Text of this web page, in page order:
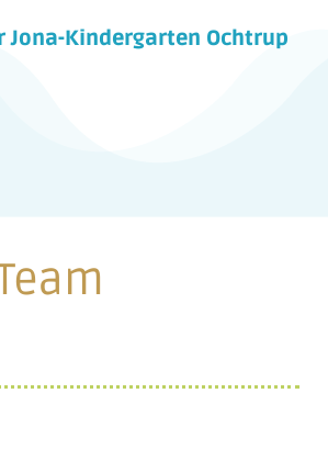
Jona-Kindergarten Ochtrup